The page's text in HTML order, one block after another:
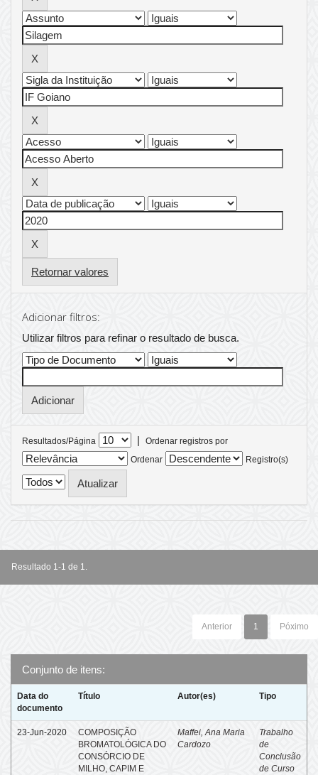
Retornar valores
Adicionar filtros:
Utilizar filtros para refinar o resultado de busca.
Resultados/Página |
Ordenar registros por
Ordenar
Registro(s)
Resultado 1-1 de 1.
Anterior 1 Póximo
Conjunto de itens:
Data do
documento
Título Autor(es) Tipo
23-Jun-2020
COMPOSIÇÃO
BROMATOLÓGICA DO
CONSÓRCIO DE
MILHO, CAPIM E
Maffei, Ana Maria
Cardozo
Trabalho
de
Conclusão
de Curso